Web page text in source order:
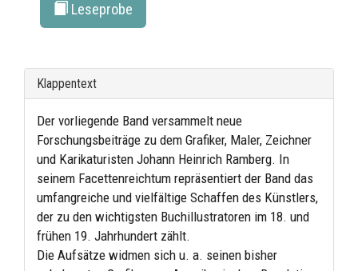
Leseprobe
Klappentext
Der vorliegende Band versammelt neue
Forschungsbeiträge zu dem Grafiker, Maler, Zeichner
und Karikaturisten Johann Heinrich Ramberg. In
seinem Facettenreichtum repräsentiert der Band das
umfangreiche und vielfältige Schaffen des Künstlers,
der zu den wichtigsten Buchillustratoren im 18. und
frühen 19. Jahrhundert zählt.
Die Aufsätze widmen sich u. a. seinen bisher